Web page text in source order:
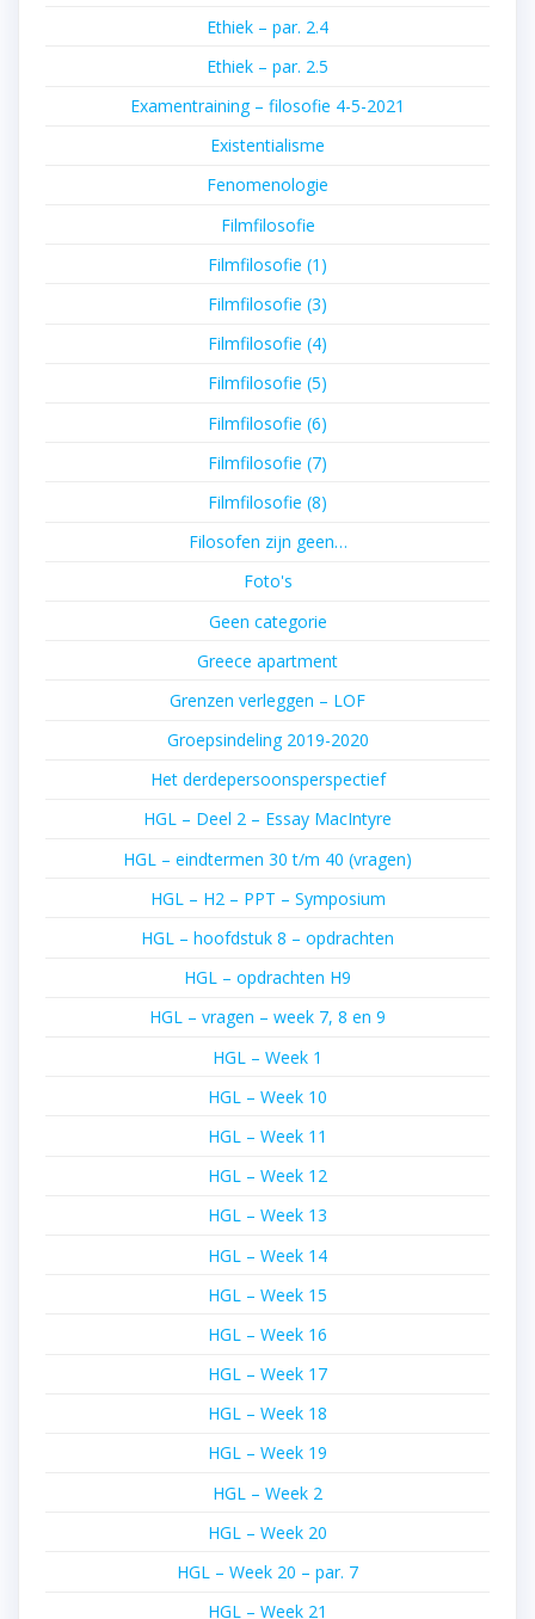
Ethiek – par. 2.4
Ethiek – par. 2.5
Examentraining – filosofie 4-5-2021
Existentialisme
Fenomenologie
Filmfilosofie
Filmfilosofie (1)
Filmfilosofie (3)
Filmfilosofie (4)
Filmfilosofie (5)
Filmfilosofie (6)
Filmfilosofie (7)
Filmfilosofie (8)
Filosofen zijn geen…
Foto's
Geen categorie
Greece apartment
Grenzen verleggen – LOF
Groepsindeling 2019-2020
Het derdepersoonsperspectief
HGL – Deel 2 – Essay MacIntyre
HGL – eindtermen 30 t/m 40 (vragen)
HGL – H2 – PPT – Symposium
HGL – hoofdstuk 8 – opdrachten
HGL – opdrachten H9
HGL – vragen – week 7, 8 en 9
HGL – Week 1
HGL – Week 10
HGL – Week 11
HGL – Week 12
HGL – Week 13
HGL – Week 14
HGL – Week 15
HGL – Week 16
HGL – Week 17
HGL – Week 18
HGL – Week 19
HGL – Week 2
HGL – Week 20
HGL – Week 20 – par. 7
HGL – Week 21